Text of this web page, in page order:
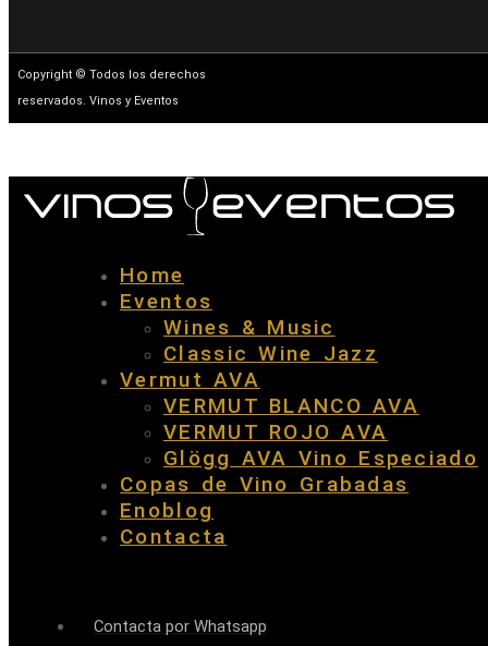
Copyright © Todos los derechos
reservados. Vinos y Eventos
Home
Eventos
Wines & Music
Classic Wine Jazz
Vermut AVA
VERMUT BLANCO AVA
VERMUT ROJO AVA
Glögg AVA Vino Especiado
Copas de Vino Grabadas
Enoblog
Contacta
Contacta por Whatsapp